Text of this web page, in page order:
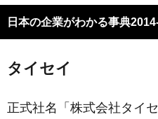
日本の企業がわかる事典
タイセイ
正式社名「株式会社タイ